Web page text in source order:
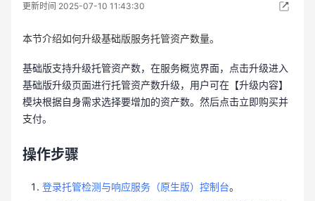
更新时间 2025-07-10 11:43:30
本节介绍如何升级基础版服务托管资产数量。
基础版支持升级托管资产数，在服务概览界面，点击升级进入
基础版升级页面进行托管资产数升级，用户可在【升级内容】
模块根据自身需求选择要增加的资产数。然后点击立即购买并
支付。
操作步骤
登录托管检测与响应服务（原生版）控制台。